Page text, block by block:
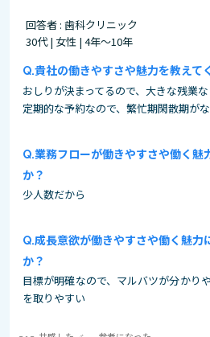
回答者 : 歯科クリニック
30代 | 女性 | 4年～10年
貴社の働きやすさや魅力を教えて
おしりが決まってるので、大きな残業
定期的な予約なので、繁忙期閑散期がな
業務フローが働きやすさや働く魅
か？
少人数だから
成長意欲が働きやすさや働く魅力
か？
目標が明確なので、マルバツが分かり
を取りやすい